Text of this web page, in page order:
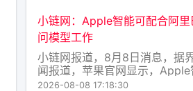
启动了该法案在参议院的首次
票流程。这一举动使Clarity法案
在9月休会结束后立即进入程序
小链网：Apple智能可配合阿里
问模型工作
小链网报道，8月8日消息，据
闻报道，苹果官网显示，Apple
配合阿里巴巴千问模型工作。
2026-08-08 17:18:30